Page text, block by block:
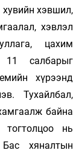
хэвшил,
хэвлэл
цахим
11 салбарыг
хүрээнд
Тухайлбал,
байна
нь
хяналтын